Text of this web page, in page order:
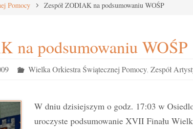
Pomocy Zespół ZODIAK na podsumowaniu WOŚP
na podsumowaniu WOŚP
Wielka Orkiestra Świątecznej Pomocy,Zespół
W dniu dzisiejszym o godz. 17:03 w
uroczyste podsumowanie XVII Finału